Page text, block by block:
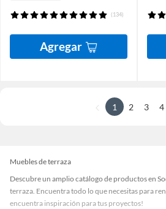
(134)
Agregar
1 2 3 4
Muebles de terraza
Descubre un amplio catálogo de productos en
terraza. Encuentra todo lo que necesitas para
encuentra inspiración para tus proyectos!